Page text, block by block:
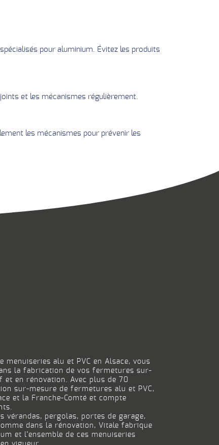
pour aluminium. Évitez les produits
et les mécanismes régulièrement.
les mécanismes pour prévenir les
menuiseries alu et PVC en Alsace, vous
la fabrication de vos fermetures sur-
et en rénovation. Avec plus de 70
sur-mesure de fermetures alu et PVC,
et la Franche-Comté et compte
vérandas, pergolas, portes de garage,
dans la rénovation, Vitale fabrique
et l’ensemble de ces menuiseries